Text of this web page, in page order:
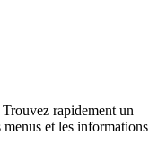
rapidement un
menus et les informations